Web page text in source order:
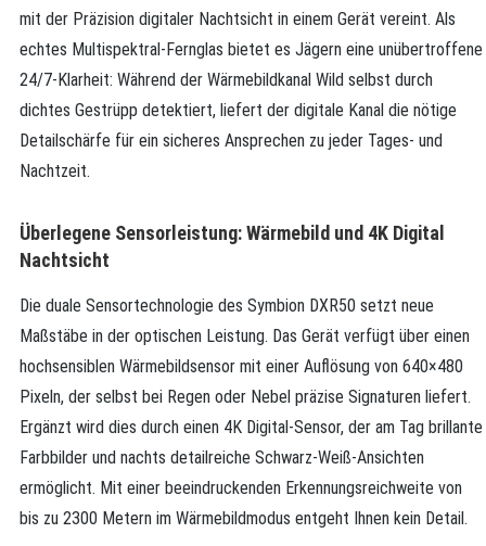
mit der Präzision digitaler Nachtsicht in einem Gerät vereint. Als
echtes Multispektral-Fernglas bietet es Jägern eine unübertroffene
24/7-Klarheit: Während der Wärmebildkanal Wild selbst durch
dichtes Gestrüpp detektiert, liefert der digitale Kanal die nötige
Detailschärfe für ein sicheres Ansprechen zu jeder Tages- und
Nachtzeit.
Überlegene Sensorleistung: Wärmebild und 4K Digital
Nachtsicht
Die duale Sensortechnologie des Symbion DXR50 setzt neue
Maßstäbe in der optischen Leistung. Das Gerät verfügt über einen
hochsensiblen Wärmebildsensor mit einer Auflösung von 640×480
Pixeln, der selbst bei Regen oder Nebel präzise Signaturen liefert.
Ergänzt wird dies durch einen 4K Digital-Sensor, der am Tag brillante
Farbbilder und nachts detailreiche Schwarz-Weiß-Ansichten
ermöglicht. Mit einer beeindruckenden Erkennungsreichweite von
bis zu 2300 Metern im Wärmebildmodus entgeht Ihnen kein Detail.